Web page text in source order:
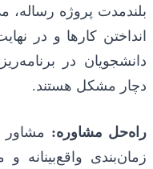
بلندمدت پروژه رساله،
انداختن کارها و در
دانشجویان در
دچار مشکل هستند.
راه‌حل مشاوره: مشاور
زمان‌بندی واقع‌بینانه